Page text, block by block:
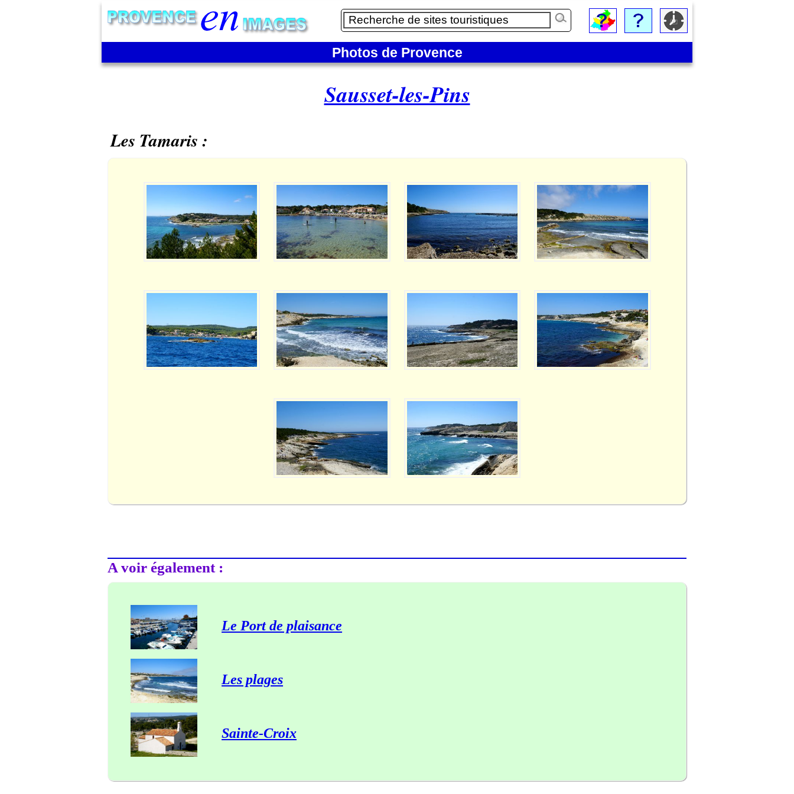
Photos de Provence
Sausset-les-Pins
Les Tamaris :
A voir également :
Le Port de plaisance
Les plages
Sainte-Croix